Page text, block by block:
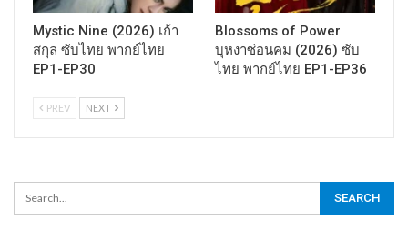
Mystic Nine (2026) เก้า
สกุล ซับไทย พากย์ไทย
EP1-EP30
Blossoms of Power
บุหงาซ่อนคม (2026) ซับ
ไทย พากย์ไทย EP1-EP36
PREV NEXT